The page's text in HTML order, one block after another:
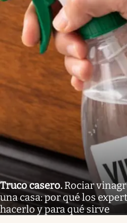
Truco casero. Rociar
una casa: por qué los
hacerlo y para qué sirve